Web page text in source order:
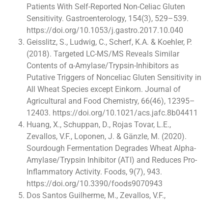
Patients With Self-Reported Non-Celiac Gluten
Sensitivity. Gastroenterology, 154(3), 529–539.
https://doi.org/10.1053/j.gastro.2017.10.040
Geisslitz, S., Ludwig, C., Scherf, K.A. & Koehler, P.
(2018). Targeted LC-MS/MS Reveals Similar
Contents of α-Amylase/Trypsin-Inhibitors as
Putative Triggers of Nonceliac Gluten Sensitivity in
All Wheat Species except Einkorn. Journal of
Agricultural and Food Chemistry, 66(46), 12395–
12403. https://doi.org/10.1021/acs.jafc.8b04411
Huang, X., Schuppan, D., Rojas Tovar, L.E.,
Zevallos, V.F., Loponen, J. & Gänzle, M. (2020).
Sourdough Fermentation Degrades Wheat Alpha-
Amylase/Trypsin Inhibitor (ATI) and Reduces Pro-
Inflammatory Activity. Foods, 9(7), 943.
https://doi.org/10.3390/foods9070943
Dos Santos Guilherme, M., Zevallos, V.F.,